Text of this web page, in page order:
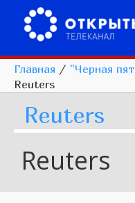
Главная / "Черная
Reuters
Reuters
Reuters